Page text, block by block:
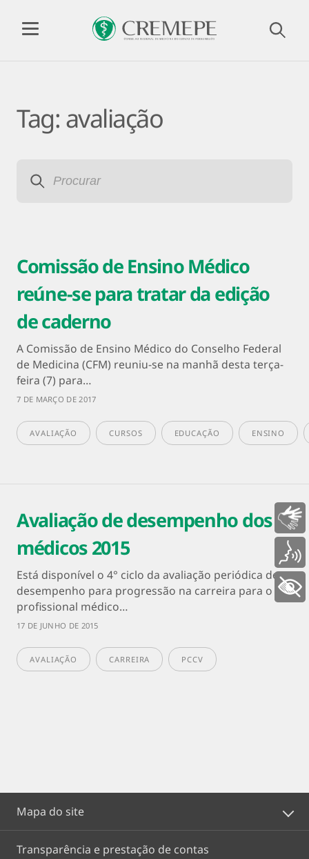
Tag: avaliação
Comissão de Ensino Médico
reúne-se para tratar da edição
de caderno
A Comissão de Ensino Médico do Conselho Federal
de Medicina (CFM) reuniu-se na manhã desta terça-
feira (7) para…
7 DE MARÇO DE 2017
AVALIAÇÃO CURSOS EDUCAÇÃO ENSINO
Avaliação de desempenho dos
médicos 2015
Está disponível o 4° ciclo da avaliação periódica de
desempenho para progressão na carreira para o
profissional médico…
17 DE JUNHO DE 2015
AVALIAÇÃO CARREIRA PCCV
Mapa do site
Transparência e prestação de contas
Libras
+ Acessibilidade